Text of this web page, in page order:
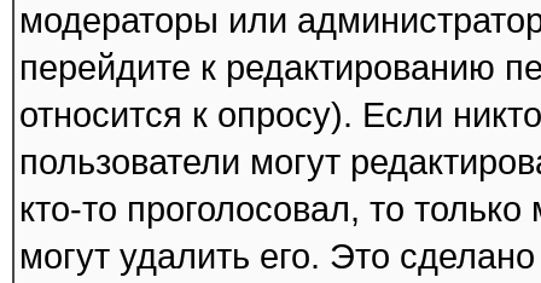
модераторы или
перейдите к редактированию
относится к опросу). Если
пользователи могут
кто-то проголосовал, то
могут удалить его. Это